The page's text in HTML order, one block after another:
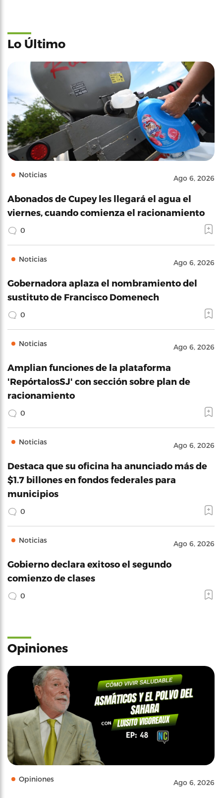
Lo Último
Noticias Ago 6, 2026
Abonados de Cupey les llegará el agua el
viernes, cuando comienza el racionamiento
0
Noticias Ago 6, 2026
Gobernadora aplaza el nombramiento del
sustituto de Francisco Domenech
0
Noticias Ago 6, 2026
Amplian funciones de la plataforma
'RepórtalosSJ' con sección sobre plan de
racionamiento
0
Noticias Ago 6, 2026
Destaca que su oficina ha anunciado más de
$1.7 billones en fondos federales para
municipios
0
Noticias Ago 6, 2026
Gobierno declara exitoso el segundo
comienzo de clases
0
Opiniones
Opiniones Ago 6, 2026